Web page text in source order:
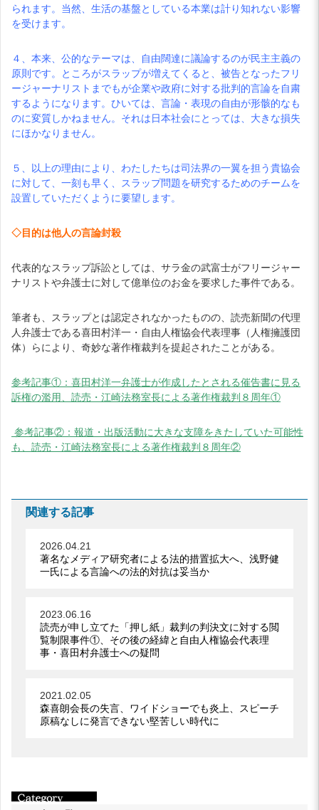
られます。当然、生活の基盤としている本業は計り知れない影響
を受けます。
４、本来、公的なテーマは、自由闊達に議論するのが民主主義の
原則です。ところがスラップが増えてくると、被告となったフリ
ージャーナリストまでもが企業や政府に対する批判的言論を自粛
するようになります。ひいては、言論・表現の自由が形骸的なも
のに変質しかねません。それは日本社会にとっては、大きな損失
にほかなりません。
５、以上の理由により、わたしたちは司法界の一翼を担う貴協会
に対して、一刻も早く、スラップ問題を研究するためのチームを
設置していただくように要望します。
◇目的は他人の言論封殺
代表的なスラップ訴訟としては、サラ金の武富士がフリージャー
ナリストや弁護士に対して億単位のお金を要求した事件である。
筆者も、スラップとは認定されなかったものの、読売新聞の代理
人弁護士である喜田村洋一・自由人権協会代表理事（人権擁護団
体）らにより、奇妙な著作権裁判を提起されたことがある。
参考記事①：喜田村洋一弁護士が作成したとされる催告書に見る
訴権の濫用、読売・江崎法務室長による著作権裁判８周年①
参考記事②：報道・出版活動に大きな支障をきたしていた可能性
も、読売・江崎法務室長による著作権裁判８周年②
関連する記事
2026.04.21
著名なメディア研究者による法的措置拡大へ、浅野健
一氏による言論への法的対抗は妥当か
2023.06.16
読売が申し立てた「押し紙」裁判の判決文に対する閲
覧制限事件①、その後の経緯と自由人権協会代表理
事・喜田村弁護士への疑問
2021.02.05
森喜朗会長の失言、ワイドショーでも炎上、スピーチ
原稿なしに発言できない堅苦しい時代に